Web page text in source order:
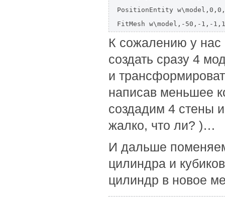
PositionEntity
FitMesh w\model,-50,-1,-
К сожалению у нас
создать сразу 4
и
написав меньшее
создадим 4 стены
жалко, что ли? )…
И дальше
цилиндра и
цилиндр в новое